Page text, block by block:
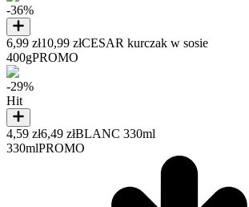
-36%
6,99 zł10,99 złCESAR kurczak w sosie
400gPROMO
-29%
Hit
4,59 zł6,49 złBLANC 330ml
330mlPROMO